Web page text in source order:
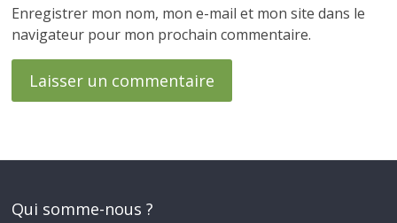
Enregistrer mon nom, mon e-mail et mon site dans le
navigateur pour mon prochain commentaire.
Qui somme-nous ?